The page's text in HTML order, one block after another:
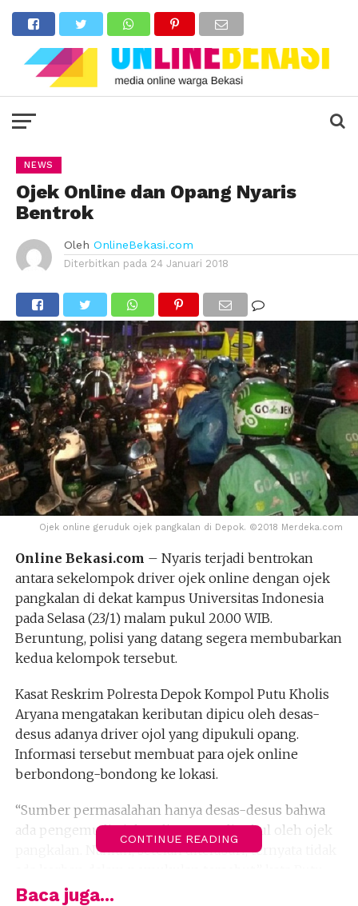
NEWS
Ojek Online dan Opang Nyaris
Bentrok
Oleh OnlineBekasi.com
Diterbitkan pada 24 Januari 2018
Ojek online geruduk ojek pangkalan di Depok. ©2018 Merdeka.com
Online Bekasi.com – Nyaris terjadi bentrokan
antara sekelompok driver ojek online dengan ojek
pangkalan di dekat kampus Universitas Indonesia
pada Selasa (23/1) malam pukul 20.00 WIB.
Beruntung, polisi yang datang segera membubarkan
kedua kelompok tersebut.
Kasat Reskrim Polresta Depok Kompol Putu Kholis
Aryana mengatakan keributan dipicu oleh desas-
desus adanya driver ojol yang dipukuli opang.
Informasi tersebut membuat para ojek online
berbondong-bondong ke lokasi.
“Sumber permasalahan hanya desas-desus bahwa
ada pengemudi ojek online yang dipukul oleh ojek
pangkalan. Namun, setelah ditelusuri, ternyata tidak
Kholis, Selasa (23/1).
CONTINUE READING
Baca juga...